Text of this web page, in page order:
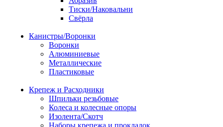
Тиски/Наковальни
Свёрла
Канистры/Воронки
Воронки
Алюминиевые
Металлические
Пластиковые
Крепеж и Расходники
Шпильки резьбовые
Колеса и колесные опоры
Изолента/Скотч
Наборы крепежа и прокладок